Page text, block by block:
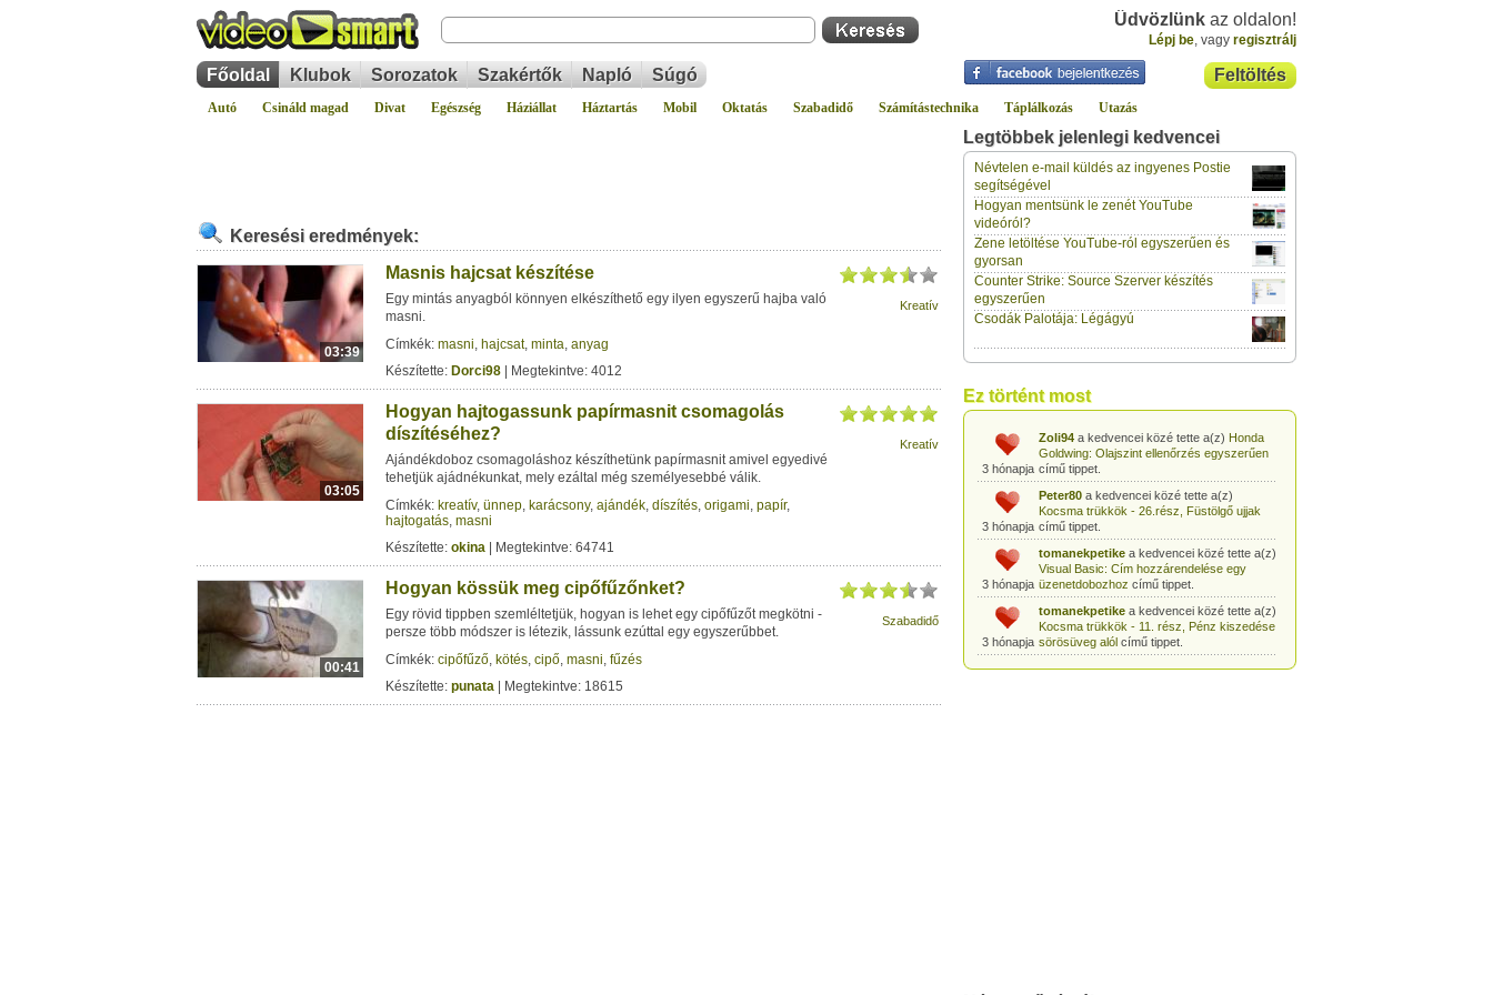
Üdvözlünk az oldalon!
Lépj be, vagy regisztrálj
Feltöltés
Főoldal Klubok Sorozatok Szakértők Napló Súgó
Autó Csináld magad Divat Egészség Háziállat Háztartás Mobil Oktatás Szabadidő Számítástechnika Táplálkozás Utazás
Keresési eredmények:
03:39
Masnis hajcsat készítése
Egy mintás anyagból könnyen elkészíthető egy ilyen egyszerű hajba való
masni.
Címkék: masni, hajcsat, minta, anyag
Készítette: Dorci98 | Megtekintve: 4012
Kreatív
03:05
Hogyan hajtogassunk papírmasnit csomagolás
díszítéséhez?
Ajándékdoboz csomagoláshoz készíthetünk papírmasnit amivel egyedivé
tehetjük ajádnékunkat, mely ezáltal még személyesebbé válik.
Címkék: kreatív, ünnep, karácsony, ajándék, díszítés, origami, papír,
hajtogatás, masni
Készítette: okina | Megtekintve: 64741
Kreatív
00:41
Hogyan kössük meg cipőfűzőnket?
Egy rövid tippben szemléltetjük, hogyan is lehet egy cipőfűzőt megkötni -
persze több módszer is létezik, lássunk ezúttal egy egyszerűbbet.
Címkék: cipőfűző, kötés, cipő, masni, fűzés
Készítette: punata | Megtekintve: 18615
Szabadidő
Legtöbbek jelenlegi kedvencei
Névtelen e-mail küldés az ingyenes Postie
segítségével
Hogyan mentsünk le zenét YouTube
videóról?
Zene letöltése YouTube-ról egyszerűen és
gyorsan
Counter Strike: Source Szerver készítés
egyszerűen
Csodák Palotája: Légágyú
Ez történt most
3 hónapja
klaus70a kedvencei közé tette a(z)
Lockerz meghívó és regisztrációcímű
tippet.
3 hónapja
vidazoltan a kedvencei közé tette a(z)
Hogyan csinálják a négy ász kártyatrükköt?
című tippet.
3 hónapja
Egyszerű kártyatrükk: Kártyalap kitalálása
trükkösen
3 hónapja
vidazoltana kedvencei közé tette a(z)
kártyalap a pakli tetejéncímű tippet.
3 hónapja
Egyszerű kártyatrükk: STOP!
3 hónapja
Zoli94a kedvencei közé tette a(z) Honda
Goldwing: Olajszint ellenőrzés egyszerűen
című tippet.
3 hónapja
Peter80a kedvencei közé tette a(z)
Kocsma trükkök - 26.rész, Füstölgő ujjak
című tippet.
3 hónapja
tomanekpetikea kedvencei közé tette a(z)
Visual Basic: Cím hozzárendelése egy
üzenetdobozhoz című tippet.
3 hónapja
tomanekpetikea kedvencei közé tette a(z)
Kocsma trükkök - 11. rész, Pénz kiszedése
sörösüveg alólcímű tippet.
tomanekpetikea kedvencei közé tette a(z)